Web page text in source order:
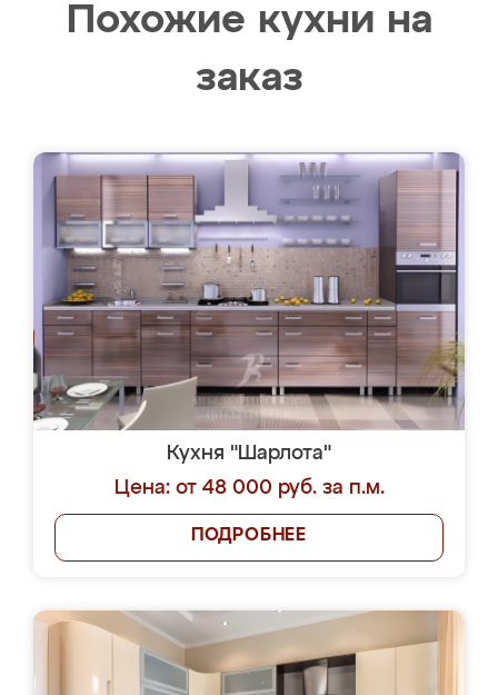
Похожие кухни на
заказ
Кухня "Шарлота"
Цена: от 48 000 руб. за п.м.
ПОДРОБНЕЕ